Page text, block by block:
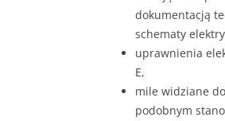
dokumentacją
schematy
uprawnienia
E,
mile widziane
podobnym